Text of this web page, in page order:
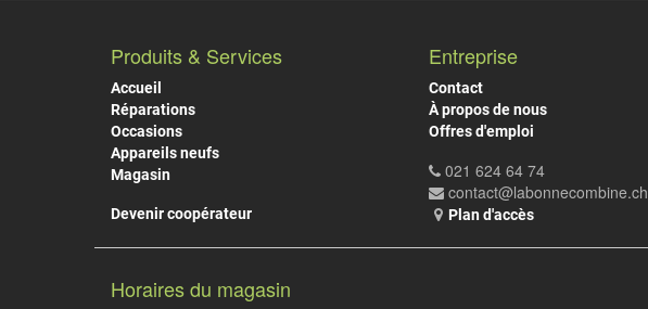
Produits & Services
Accueil
Réparations
Occasions
Appareils neufs
Magasin
Devenir coopérateur
Entreprise
Contact
À propos de nous
Offres d'emploi
021 624 64 74
contact@labonnecombine.ch
Plan d'accès
Horaires du magasin